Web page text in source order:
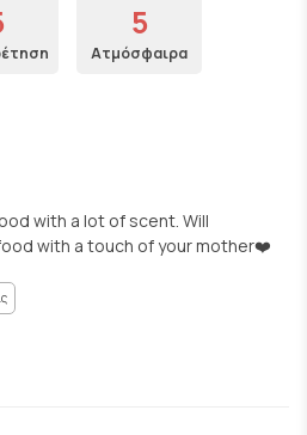
5
Ατμόσφαιρα
with a lot of scent. Will
with a touch of your mother❤️